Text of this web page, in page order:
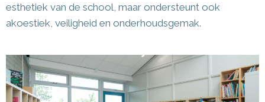
esthetiek van de school, maar ondersteunt ook
akoestiek, veiligheid en onderhoudsgemak.